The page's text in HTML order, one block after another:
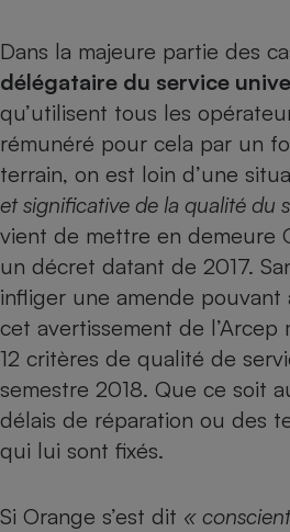
Dans la majeure partie des
délégataire du service
qu’utilisent tous les
rémunéré pour cela par un
terrain, on est loin d’une
et significative de la qualité du
vient de mettre en demeure
un décret datant de 2017.
infliger une amende pouvant
cet avertissement de
12 critères de qualité de
semestre 2018. Que ce soit
délais de réparation ou des
qui lui sont fixés.
Si Orange s’est dit «